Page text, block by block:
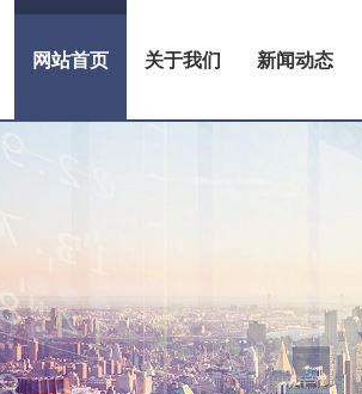
网站首页 关于我们 新闻动态